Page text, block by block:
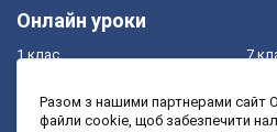
Онлайн уроки
1 клас
3 клас
7
9
Разом з нашими партнерами сайт
файли cookie, щоб забезпечити